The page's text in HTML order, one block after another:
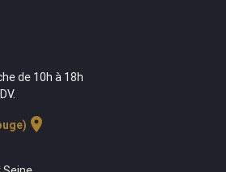
de 10h à 18h
location_on